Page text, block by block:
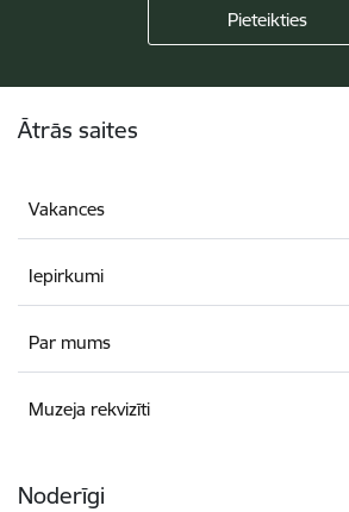
Ātrās saites
Vakances
Iepirkumi
Par mums
Muzeja rekvizīti
Noderīgi